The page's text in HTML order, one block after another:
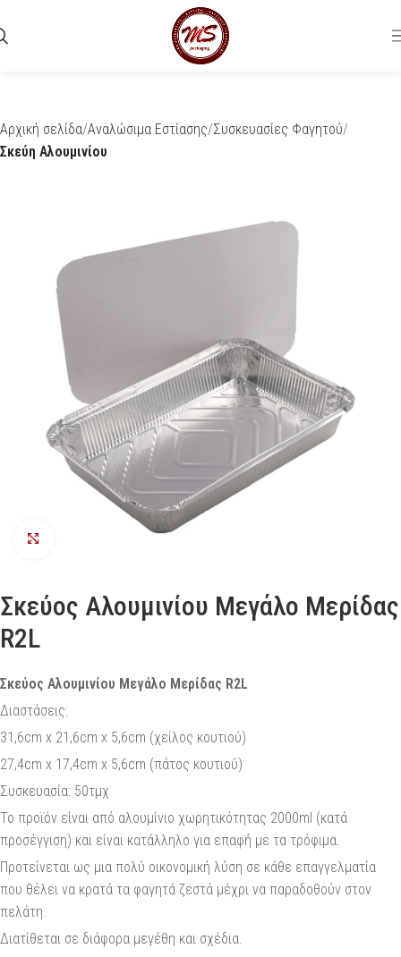
Αρχική σελίδα Αναλώσιμα Εστίασης Συσκευασίες Φαγητού
Σκεύη Αλουμινίου
Σκεύος Αλουμινίου Μεγάλο Μερίδας
R2L
Σκεύος Αλουμινίου Μεγάλο Μερίδας R2L
Διαστάσεις:
31,6cm x 21,6cm x 5,6cm (χείλος κουτιού)
27,4cm x 17,4cm x 5,6cm (πάτος κουτιού)
Συσκευασία: 50τμχ
Το προϊόν είναι από αλουμίνιο χωρητικότητας 2000ml (κατά
προσέγγιση) και είναι κατάλληλο για επαφή με τα τρόφιμα.
Προτείνεται ως μια πολύ οικονομική λύση σε κάθε επαγγελματία
που θέλει να κρατά τα φαγητά ζεστά μέχρι να παραδοθούν στον
πελάτη.
Διατίθεται σε διάφορα μεγέθη και σχέδια.